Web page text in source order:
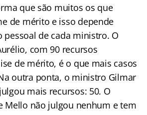
que são muitos os que
de mérito e isso depende
pessoal de cada ministro. O
com 90 recursos
de mérito, é o que mais casos
outra ponta, o ministro Gilmar
mais recursos: 50. O
Mello não julgou nenhum e tem